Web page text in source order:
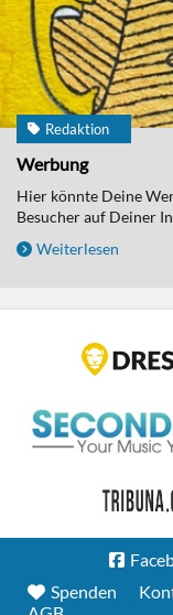
Redaktion
Werbung
Hier könnte Deine
Besucher auf Deiner
Weiterlesen
Spenden